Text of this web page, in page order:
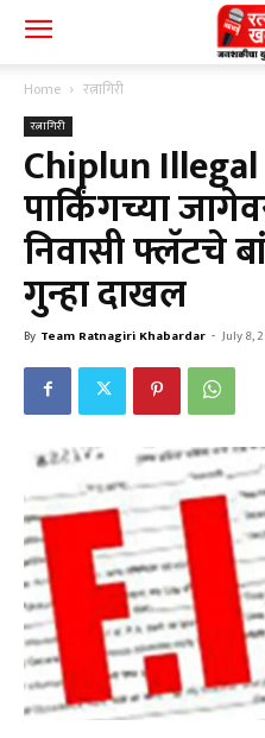
Home रत्नागिरी
रत्नागिरी
Chiplun
पार्किंगच्या
निवासी फ्लॅटचे
गुन्हा दाखल
By Team Ratnagiri Khabardar - July 8,